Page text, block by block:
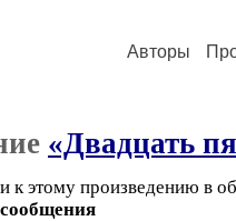
Авторы
«Двадцать
к этому произведению в